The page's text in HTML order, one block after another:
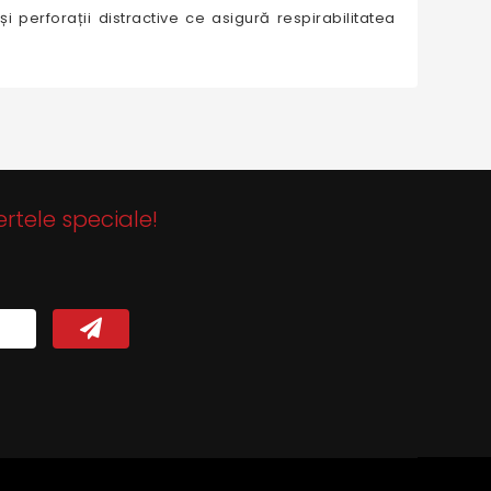
perforații distractive ce asigură respirabilitatea
speciale!